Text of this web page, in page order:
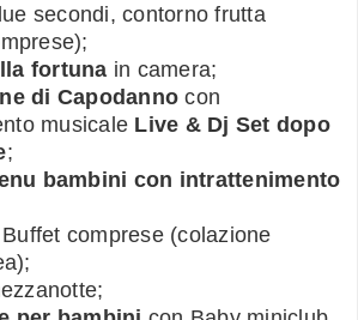
secondi, contorno frutta
fortuna in camera;
di Capodanno con
musicale Live & Dj Set dopo
;
bambini con intrattenimento
comprese (colazione